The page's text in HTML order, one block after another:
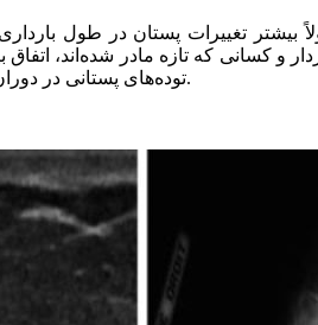
تغییرات پستان در طول
کسانی که تازه مادر شده‌اند، اتفاق
توده‌های پستانی در دوران بارداری، ناحیه تحریک شده یا كيست سينه در بارداری، باید فوراً به پزشک اطلاع داده شود.